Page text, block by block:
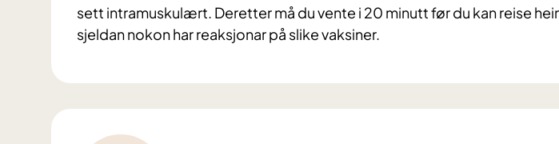
sett intramuskulært. Deretter må du vente i 20 minutt før du kan reise
sjeldan nokon har reaksjonar på slike vaksiner.